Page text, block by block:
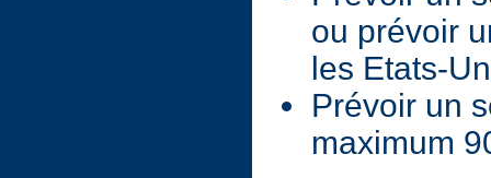
ou prévoir
les Etats-
Prévoir un
maximum